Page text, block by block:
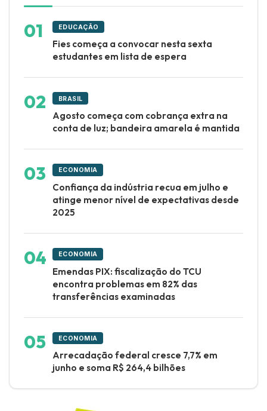
EDUCAÇÃO
Fies começa a convocar nesta sexta
estudantes em lista de espera
BRASIL
Agosto começa com cobrança extra na
conta de luz; bandeira amarela é mantida
ECONOMIA
Confiança da indústria recua em julho e
atinge menor nível de expectativas desde
2025
ECONOMIA
Emendas PIX: fiscalização do TCU
encontra problemas em 82% das
transferências examinadas
ECONOMIA
Arrecadação federal cresce 7,7% em
junho e soma R$ 264,4 bilhões